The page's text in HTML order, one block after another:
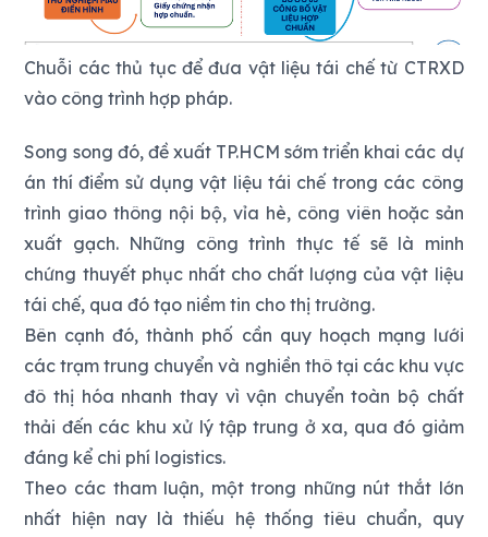
Chuỗi các thủ tục để đưa vật liệu tái chế từ CTRXD
vào công trình hợp pháp.
Song song đó, đề xuất TP.HCM sớm triển khai các dự
án thí điểm sử dụng vật liệu tái chế trong các công
trình giao thông nội bộ, vỉa hè, công viên hoặc sản
xuất gạch. Những công trình thực tế sẽ là minh
chứng thuyết phục nhất cho chất lượng của vật liệu
tái chế, qua đó tạo niềm tin cho thị trường.
Bên cạnh đó, thành phố cần quy hoạch mạng lưới
các trạm trung chuyển và nghiền thô tại các khu vực
đô thị hóa nhanh thay vì vận chuyển toàn bộ chất
thải đến các khu xử lý tập trung ở xa, qua đó giảm
đáng kể chi phí logistics.
Theo các tham luận, một trong những nút thắt lớn
nhất hiện nay là thiếu hệ thống tiêu chuẩn, quy